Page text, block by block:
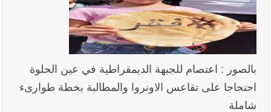
بالصور : اعتصام للجبهة الديمقراطية في عين الحلوة
احتجاجا على تقاعس الاونروا والمطالبة بخطة طوارىء
شاملة